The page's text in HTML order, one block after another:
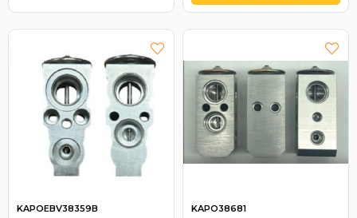
KAPOEBV38359B KAPO38681